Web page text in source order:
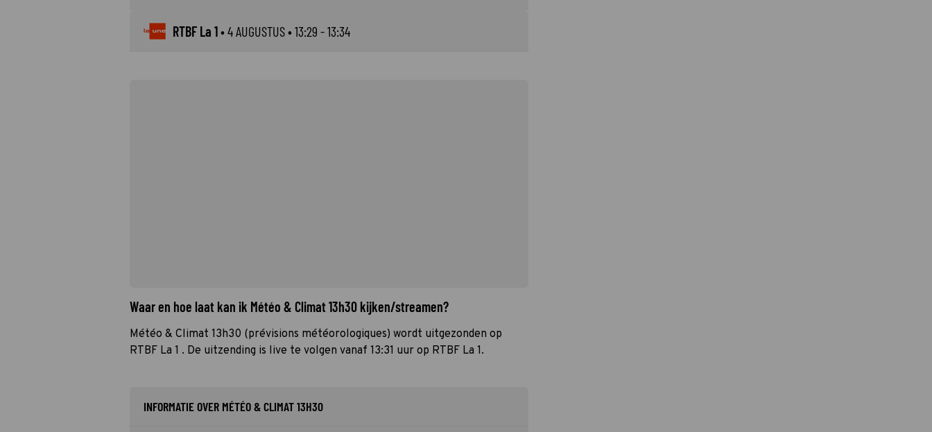
RTBF La 1•4 AUGUSTUS• 13:29 - 13:34
Waar en hoe laat kan ik Météo & Climat 13h30 kijken/streamen?
Météo & Climat 13h30 (prévisions météorologiques) wordt uitgezonden op
RTBF La 1 . De uitzending is live te volgen vanaf 13:31 uur op RTBF La 1.
INFORMATIE OVER MÉTÉO & CLIMAT 13H30